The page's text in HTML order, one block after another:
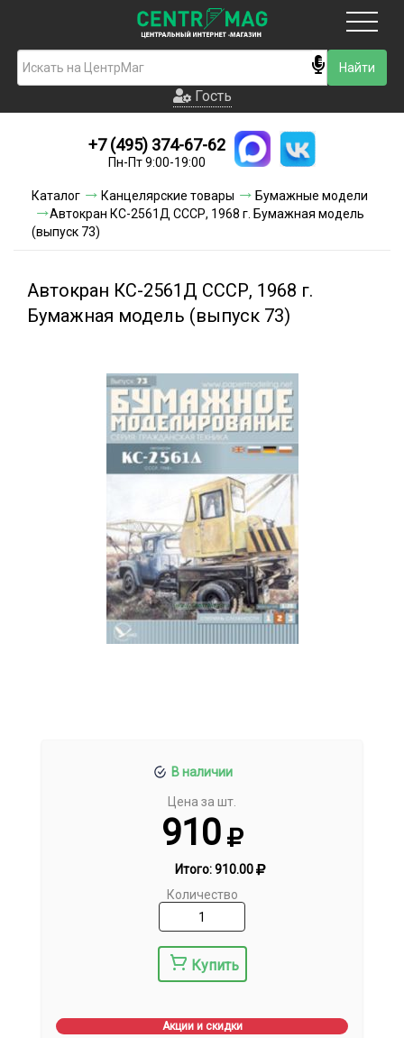
Гость
Новинки
Условия доставки
Акции и скидки
Гость
+7 (495) 374-67-62
Пн-Пт 9:00-19:00
Каталог Канцелярские товары
Бумажные модели
Автокран КС-2561Д СССР, 1968 г. Бумажная модель
(выпуск 73)
Автокран КС-2561Д СССР, 1968 г.
Бумажная модель (выпуск 73)
В наличии
Цена за шт.
910
Итого:910.00
Количество
Купить
Акции и скидки